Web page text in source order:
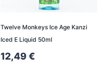
Twelve Monkeys Ice Age Kanzi
Iced E Liquid 50ml
12,49 €